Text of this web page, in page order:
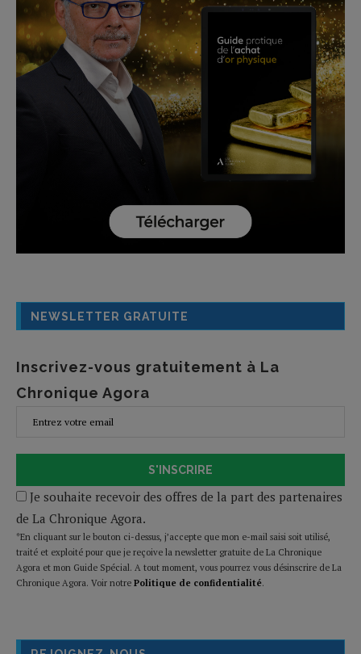
NEWSLETTER GRATUITE
Inscrivez-vous gratuitement à La
Chronique Agora
S'INSCRIRE
Je souhaite recevoir des offres de la part des partenaires
de La Chronique Agora.
*En cliquant sur le bouton ci-dessus, j’accepte que mon e-mail saisi soit utilisé,
traité et exploité pour que je reçoive la newsletter gratuite de La Chronique
Agora et mon Guide Spécial. A tout moment, vous pourrez vous désinscrire de La
Chronique Agora. Voir notre Politique de confidentialité.